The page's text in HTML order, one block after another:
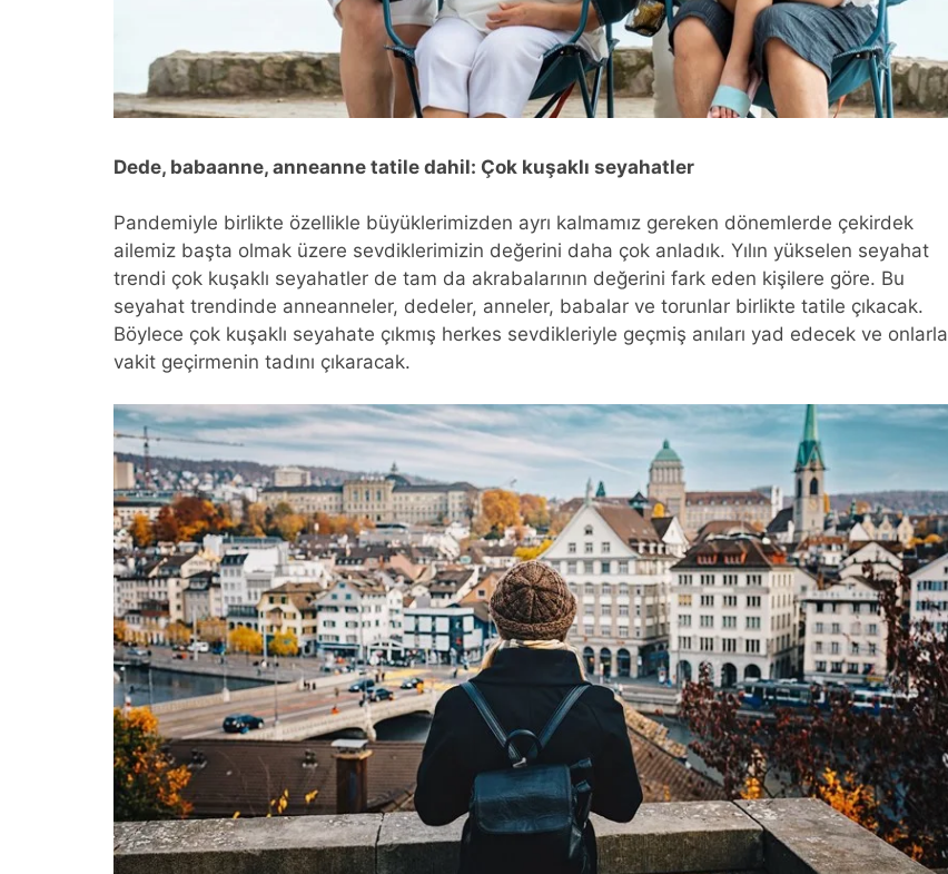
Dede, babaanne, anneanne tatile dahil: Çok kuşaklı seyahatler
Pandemiyle birlikte özellikle büyüklerimizden ayrı kalmamız gereken dönemlerde çekirdek
ailemiz başta olmak üzere sevdiklerimizin değerini daha çok anladık. Yılın yükselen seyahat
trendi çok kuşaklı seyahatler de tam da akrabalarının değerini fark eden kişilere göre. Bu
seyahat trendinde anneanneler, dedeler, anneler, babalar ve torunlar birlikte tatile çıkacak.
Böylece çok kuşaklı seyahate çıkmış herkes sevdikleriyle geçmiş anıları yad edecek ve onlarla
vakit geçirmenin tadını çıkaracak.